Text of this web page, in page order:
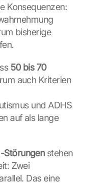
Konsequenzen:
bisherige
50 bis 70
auch Kriterien
und ADHS
auf als lange
Störungen stehen
Zwei
Das eine